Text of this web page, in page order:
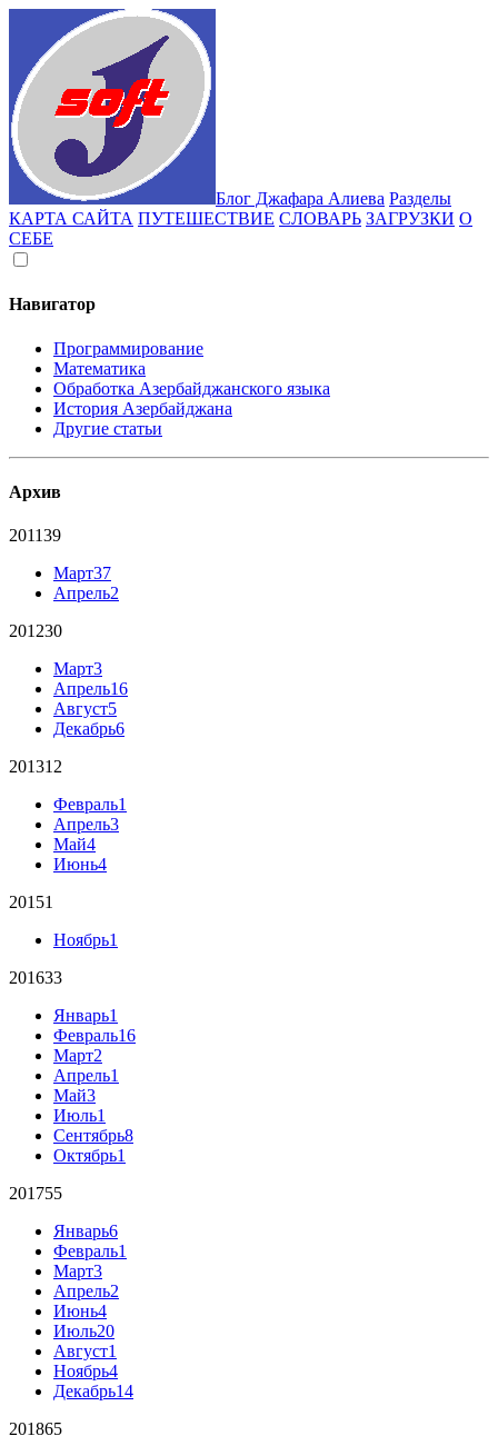
Блог Джафара Алиева Разделы
КАРТА САЙТА ПУТЕШЕСТВИЕ СЛОВАРЬ ЗАГРУЗКИ О
СЕБЕ
Навигатор
Программирование
Математика
Обработка Азербайджанского языка
История Азербайджана
Другие статьи
Архив
201139
Март37
Апрель2
201230
Март3
Апрель16
Август5
Декабрь6
201312
Февраль1
Апрель3
Май4
Июнь4
20151
Ноябрь1
201633
Январь1
Февраль16
Март2
Апрель1
Май3
Июль1
Сентябрь8
Октябрь1
201755
Январь6
Февраль1
Март3
Апрель2
Июнь4
Июль20
Август1
Ноябрь4
Декабрь14
201865